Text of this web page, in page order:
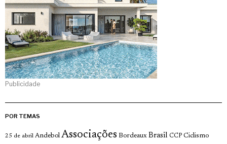
Publicidade
POR TEMAS
25 de abril Andebol Associações Bordeaux Brasil CCP Ciclismo